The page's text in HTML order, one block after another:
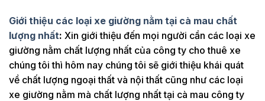
Giới thiệu các loại xe giường nằm tại cà mau chất
lượng nhất: Xin giới thiệu đến mọi người cần các loại xe
giường nằm chất lượng nhất của công ty cho thuê xe
chúng tôi thì hôm nay chúng tôi sẽ giới thiệu khái quát
về chất lượng ngoại thất và nội thất cũng như các loại
xe giường nằm mà chất lượng nhất tại cà mau công ty